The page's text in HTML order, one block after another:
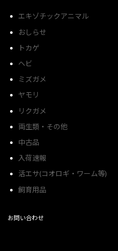
エキゾチックアニマル
おしらせ
トカゲ
ヘビ
ミズガメ
ヤモリ
リクガメ
両生類・その他
中古品
入荷速報
活エサ(コオロギ・ワーム等)
飼育用品
お問い合わせ